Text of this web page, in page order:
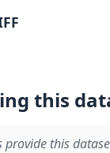
this
provide this